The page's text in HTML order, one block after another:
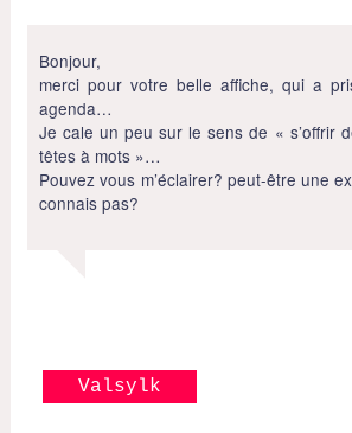
Bonjour,
merci pour votre belle affiche, qui a
agenda…
Je cale un peu sur le sens de « s’offrir
têtes à mots »…
Pouvez vous m’éclairer? peut-être une
connais pas?
Valsylk